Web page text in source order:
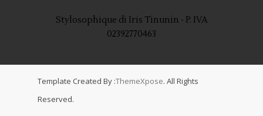
Stylosophique di Iris Tinunin - P. IVA
02392770463
Template Created By :ThemeXpose. All Rights
Reserved.